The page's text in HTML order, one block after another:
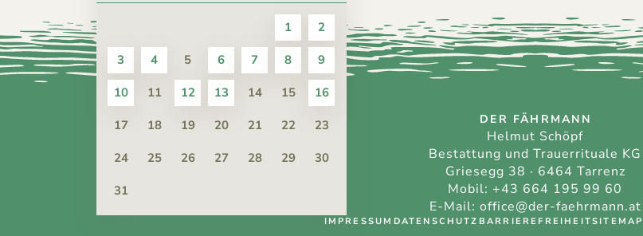
1 2
3 4 5 6 7 8 9
10 11 12 13 14 15 16
17 18 19 20 21 22 23
24 25 26 27 28 29 30
31
DER FÄHRMANN
Helmut Schöpf
Bestattung und Trauerrituale KG
Griesegg 38 · 6464 Tarrenz
Mobil: +43 664 195 99 60
E-Mail: office@der-faehrmann.at
IMPRESSUM DATENSCHUTZ BARRIEREFREIHEITSITEMAP